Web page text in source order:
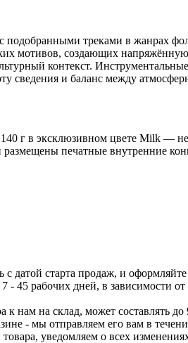
подобранными треками в жанрах
мотивов, создающих
контекст.
сведения и баланс между
г в эксклюзивном цвете Milk —
печатные внутренние
датой старта продаж, и оформляйте
- 45 рабочих дней, в зависимости
нам на склад, может составлять
- мы отправляем его вам в
уведомляем о всех